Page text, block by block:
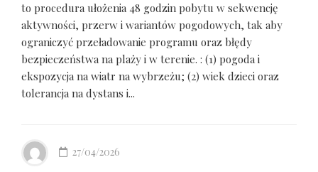
to procedura ułożenia 48 godzin pobytu w sekwencję
aktywności, przerw i wariantów pogodowych, tak aby
ograniczyć przeładowanie programu oraz błędy
bezpieczeństwa na plaży i w terenie. : (1) pogoda i
ekspozycja na wiatr na wybrzeżu; (2) wiek dzieci oraz
tolerancja na dystans i...
27/04/2026